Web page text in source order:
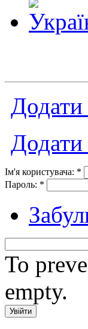
Додати
Додати
Ім'я користувача: *
Пароль: *
To
empty.